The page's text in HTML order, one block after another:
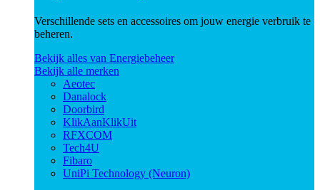
Verschillende sets en accessoires om jouw energie verbruik te
beheren.
Bekijk alles van Energiebeheer
Bekijk alle merken
Aeotec
Danalock
Doorbird
KlikAanKlikUit
RFXCOM
Tech4U
Fibaro
UniPi Technology (Neuron)